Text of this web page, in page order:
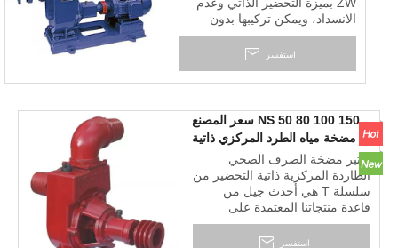
الانسداد، ويمكن تركيبها بدون
صمام سفلي مثل مضخة التحضير
الذاتي للمياه النظيفة، ولكن أيضًا
وأوساخ، وألياف، وشوائب رواسب
أعمال معالجة مياه الصرف الصحي
ومواد النفايات.
استفسر
NS 50 80 100 150 سعر المصنع
مضخة مياه الطرد المركزي ذاتية
التحضير للريتعتبر مضخة الصرف الصحي
الطاردة المركزية ذاتية التحضير من
سلسلة T هي أحدث جيل من
قاعدة منتجاتنا المعتمدة على
التكنولوجيا والحرف اليدوية
الأمريكية. إنه مصمم للتشغيل
استفسر